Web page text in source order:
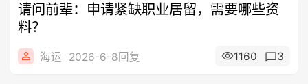
请问前辈：申请紧缺职业居留，需要哪些资
料？
海运 2026-6-8回复 1160 3